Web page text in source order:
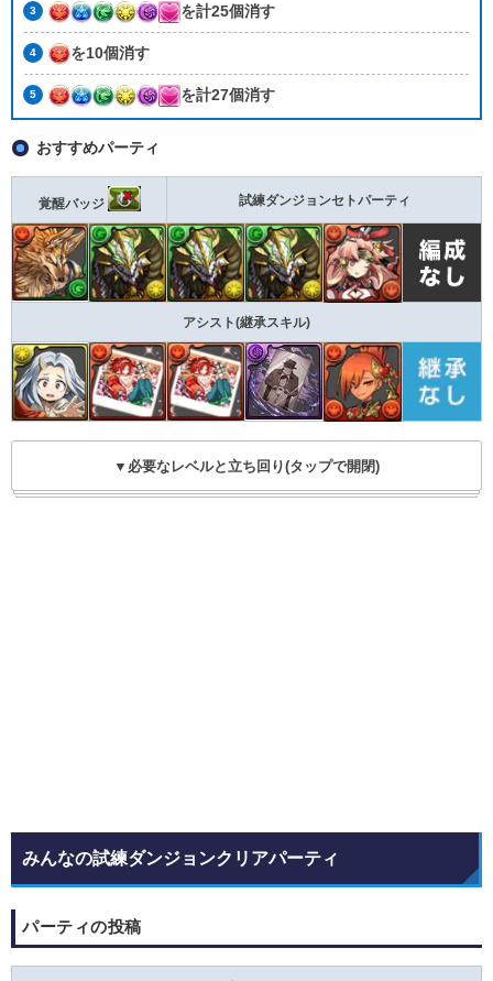
を計25個消す
を10個消す
を計27個消す
おすすめパーティ
覚醒バッジ 試練ダンジョンセトパーティ
アシスト(継承スキル)
▼必要なレベルと立ち回り(タップで開閉)
みんなの試練ダンジョンクリアパーティ
パーティの投稿